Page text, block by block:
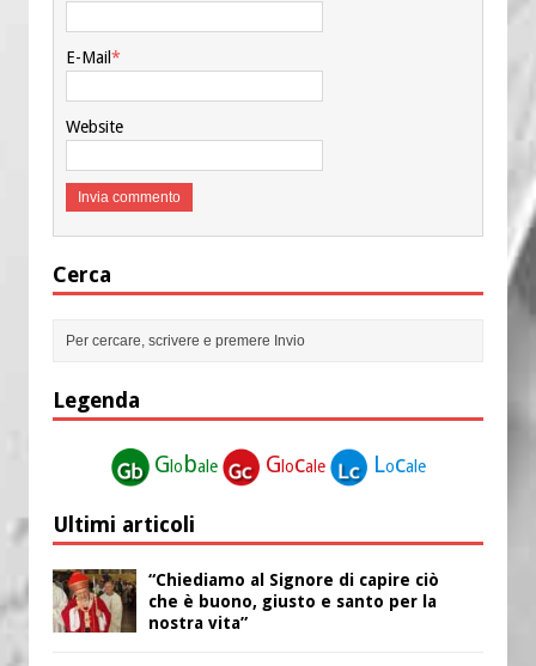
E-Mail*
Website
Cerca
Legenda
G lobale G locale Locale
Ultimi articoli
“Chiediamo al Signore di capire ciò
che è buono, giusto e santo per la
nostra vita”